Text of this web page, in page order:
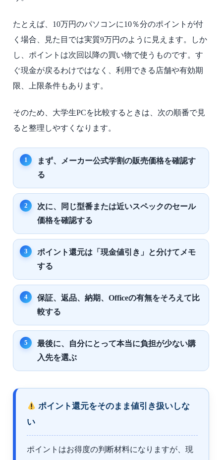
たとえば、10万円のパソコンに10％分のポイントが付
く場合、見た目では実質9万円のように見えます。しか
し、ポイントは次回以降の買い物で使うものです。す
ぐ現金が戻るわけではなく、利用できる店舗や有効期
限、上限条件もあります。
そのため、大学生PCを比較するときは、次の順番で見
ると整理しやすくなります。
まず、メーカー公式学割の販売価格を確認す
る
次に、同じ型番または近いスペックのセール
価格を確認する
ポイント還元は「現金値引き」と分けてメモ
する
保証、返品、納期、Officeの有無をそろえて比
較する
最後に、自分にとって本当に負担が少ない購
入先を選ぶ
ポイント還元をそのまま値引き扱いしな
い
ポイントはお得度の判断材料になりますが、現